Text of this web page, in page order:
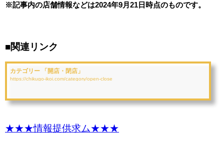
※記事内の店舗情報などは2024年9月21日時点のものです。
■関連リンク
カテゴリー 「開店・閉店」
https://chikugo-ikoi.com/category/open-close
★★★情報提供求ム★★★